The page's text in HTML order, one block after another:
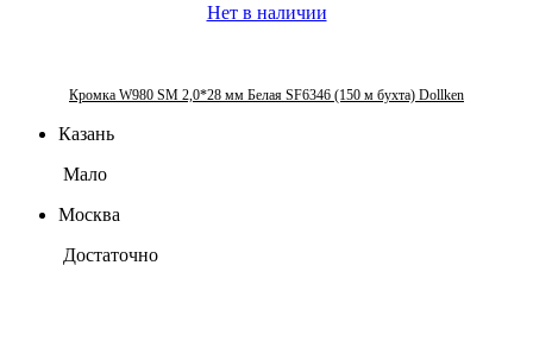
Нет в наличии
Кромка W980 SM 2,0*28 мм Белая SF6346 (150 м бухта) Dollken
Казань
Мало
Москва
Достаточно